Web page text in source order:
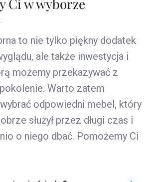
Ci w wyborze
to nie tylko piękny dodatek
ale także inwestycja i
możemy przekazywać z
Warto zatem
odpowiedni mebel, który
służył przez długi czas i
o niego dbać. Pomożemy Ci